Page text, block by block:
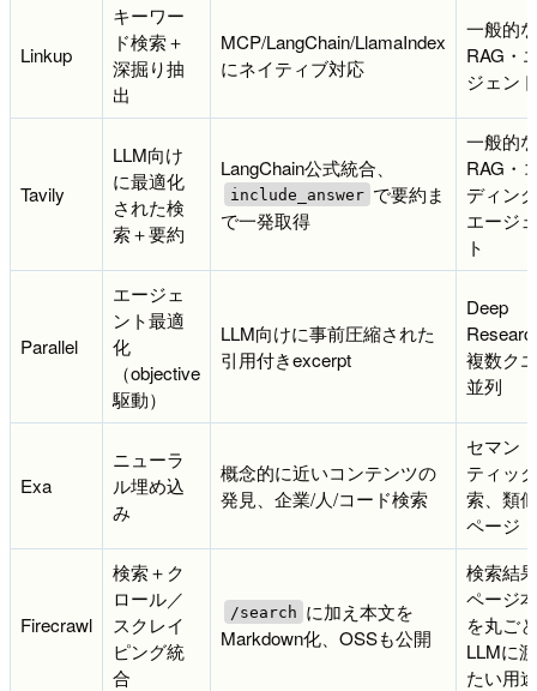
Linkup
キーワー
ド検索＋
深掘り抽
出
MCP/LangChain/LlamaIndex
にネイティブ対応
一般的な
RAG・
ジェント
Tavily
LLM向け
に最適化
された検
索＋要約
LangChain公式統合、
include_answer で要約ま
で一発取得
一般的な
RAG・
ディング
エージ
ト
Parallel
エージェ
ント最適
化
（objective
駆動）
LLM向けに事前圧縮された
引用付きexcerpt
Deep
複数ク
並列
Exa
ニューラ
ル埋め込
み
概念的に近いコンテンツの
発見、企業/人/コード検索
セマン
ティッ
索、類似
ページ
Firecrawl
検索＋ク
ロール／
スクレイ
ピング統
合
/search に加え本文を
Markdown化、OSSも公開
検索結
ページ
を丸ごと
LLMに
たい用途